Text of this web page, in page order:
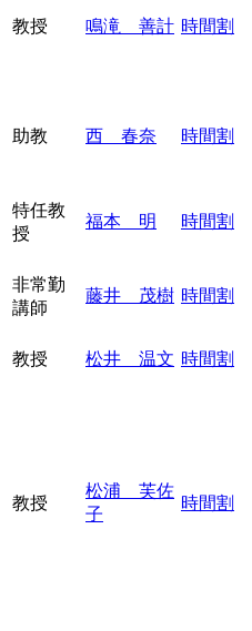
教授 鳴滝 善計 時間割
助教 西 春奈 時間割
特任教
授
福本 明 時間割
非常勤
講師
藤井 茂樹 時間割
教授 松井 温文 時間割
教授
松浦 芙佐
子
時間割